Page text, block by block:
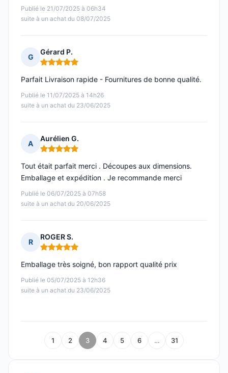
Publié le 21/07/2025 à 06h34
suite à un achat du 08/07/2025
G
Gérard P.
Note : 5 sur 5
Publié le 11/07/2025 à 14h26
suite à un achat du 23/06/2025
Parfait Livraison rapide - Fournitures de bonne qualité.
A
Aurélien G.
Note : 5 sur 5
Publié le 06/07/2025 à 07h58
suite à un achat du 20/06/2025
Tout était parfait merci . Découpes aux dimensions.
Emballage et expédition . Je recommande merci
R
ROGER S.
Note : 5 sur 5
Publié le 05/07/2025 à 12h36
suite à un achat du 23/06/2025
Emballage très soigné, bon rapport qualité prix
1 2 3 4 5 6 … 31